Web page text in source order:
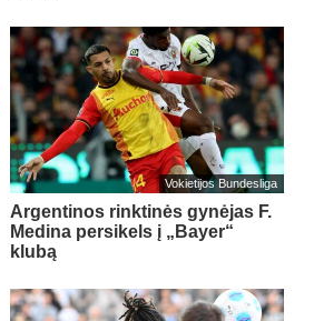
Vokietijos Bundesliga
Argentinos rinktinės gynėjas F.
Medina persikels į „Bayer“
klubą